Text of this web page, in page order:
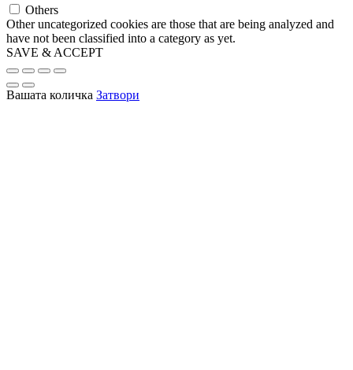
Others
Other uncategorized cookies are those that are being analyzed and
have not been classified into a category as yet.
SAVE & ACCEPT
Вашата количка Затвори